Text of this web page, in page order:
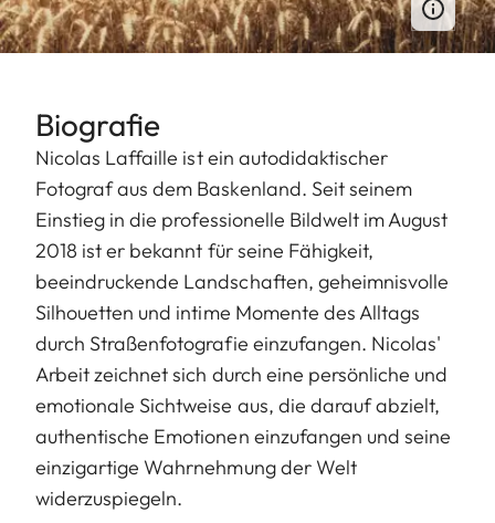
Biografie
Nicolas Laffaille ist ein autodidaktischer
Fotograf aus dem Baskenland. Seit seinem
Einstieg in die professionelle Bildwelt im August
2018 ist er bekannt für seine Fähigkeit,
beeindruckende Landschaften, geheimnisvolle
Silhouetten und intime Momente des Alltags
durch Straßenfotografie einzufangen. Nicolas'
Arbeit zeichnet sich durch eine persönliche und
emotionale Sichtweise aus, die darauf abzielt,
authentische Emotionen einzufangen und seine
einzigartige Wahrnehmung der Welt
widerzuspiegeln.